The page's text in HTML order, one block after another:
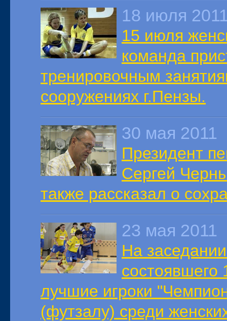
18 июля
15 июля
команда
тренировочным
сооружениях г.Пензы.
30 мая 2011
Президент
Сергей
также рассказал о
23 мая 2011
На
лучшие игроки
(футзалу) среди